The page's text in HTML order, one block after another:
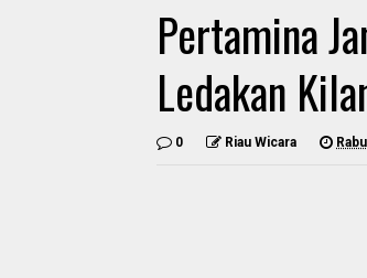
Pertamina
Ledakan
0 Riau Wicara